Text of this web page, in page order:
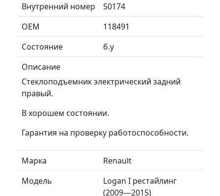
Внутренний номер
50174
ОЕМ
118491
Состояние
б.у
Описание
Стеклоподъемник электрический задний
правый.
В хорошем состоянии.
Гарантия на проверку работоспособности.
Марка
Renault
Модель
Logan I рестайлинг
(2009—2015)